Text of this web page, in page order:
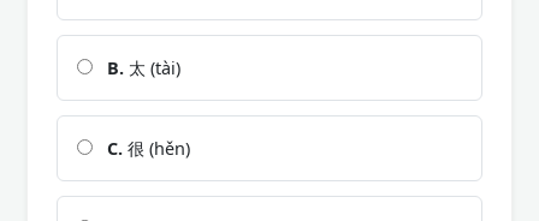
B. 太 (tài)
C. 很 (hěn)